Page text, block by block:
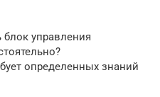
управления
определенных знаний